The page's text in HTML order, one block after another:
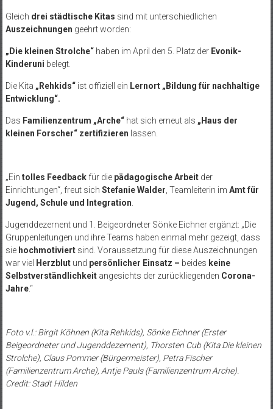
Gleich drei städtische Kitas sind mit unterschiedlichen
Auszeichnungen geehrt worden:
„Die kleinen Strolche“haben im April den 5. Platz der Evonik-
Kinderuni belegt.
Die Kita „Rehkids“ist offiziell ein Lernort „Bildung für nachhaltige
Entwicklung“.
Das Familienzentrum „Arche“hat sich erneut als „Haus der
kleinen Forscher“ zertifizieren lassen.
„Ein tolles Feedbackfür die pädagogische Arbeitder
Einrichtungen“, freut sich Stefanie Walder , Teamleiterin im Amt für
Jugend, Schule und Integration
Jugenddezernent und 1. Beigeordneter Sönke Eichner ergänzt: „Die
Gruppenleitungen und ihre Teams haben einmal mehr gezeigt, dass
sie hochmotiviertsind. Voraussetzung für diese Auszeichnungen
war viel Herzblutund persönlicher Einsatz – beides keine
Selbstverständlichkeitangesichts der zurückliegenden Corona-
Jahre.“
Foto v.l.: Birgit Köhnen (Kita Rehkids), Sönke Eichner (Erster
Beigeordneter und Jugenddezernent), Thorsten Cub (Kita Die kleinen
Strolche), Claus Pommer (Bürgermeister), Petra Fischer
(Familienzentrum Arche), Antje Pauls (Familienzentrum Arche).
Credit: Stadt Hilden